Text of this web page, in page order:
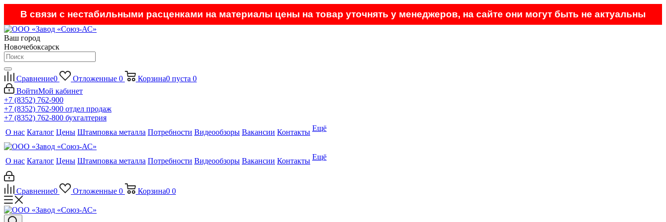
В связи с нестабильными расценками на материалы цены на товар уточнять у менеджеров, на сайте они могут быть не актуальны
Ваш город
Новочебоксарск
Сравнение0 Отложенные 0 Корзина0 пуста 0
ВойтиМой кабинет
+7 (8352) 762-900
+7 (8352) 762-900 отдел продаж
+7 (8352) 762-800 бухгалтерия
О нас Каталог Цены Штамповка металла Потребности Видеообзоры Вакансии Контакты Ещё
О нас Каталог Цены Штамповка металла Потребности Видеообзоры Вакансии Контакты Ещё
Сравнение0 Отложенные 0 Корзина0 0